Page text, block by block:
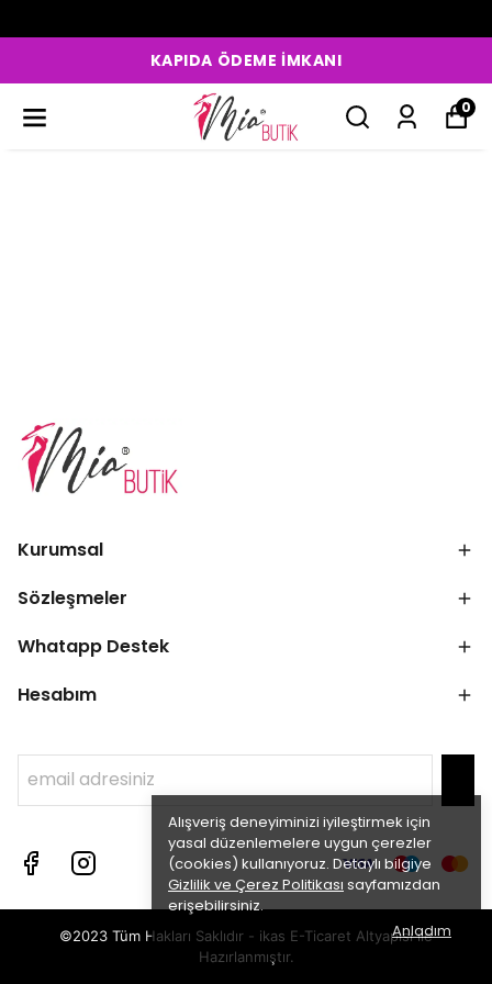
KAPIDA ÖDEME İMKANI
0
Alışveriş deneyiminizi iyileştirmek için
yasal düzenlemelere uygun çerezler
(cookies) kullanıyoruz. Detaylı bilgiye
Gizlilik ve Çerez Politikası sayfamızdan
erişebilirsiniz.
Anladım
Kurumsal
Sözleşmeler
Whatapp Destek
Hesabım
©2023 Tüm Hakları Saklıdır - ikas E-Ticaret Altyapısı ile
Hazırlanmıştır.